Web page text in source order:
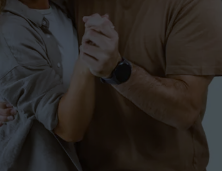
Kindertanzen in Markdorf